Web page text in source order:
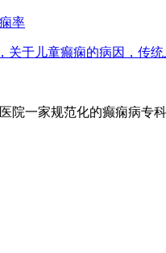
率
关于儿童癫痫的病因，传
院一家规范化的癫痫病专